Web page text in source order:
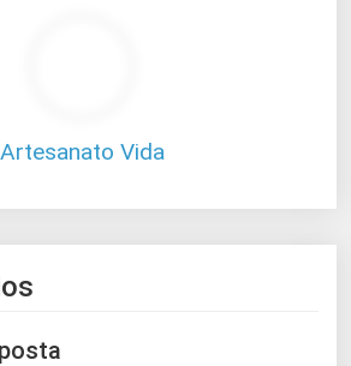
Artesanato Vida